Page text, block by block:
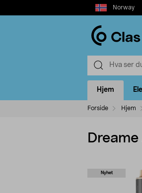
Select
market
Norway
Hjem
Forside Hjem
Nyhet